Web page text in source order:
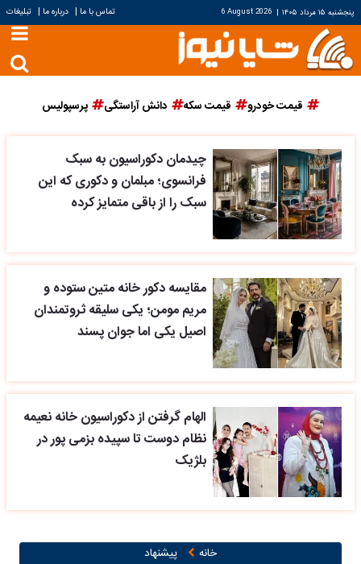
پنجشنبه ۱۵ مرداد ۱۴۰۵ |
6 August 2026 تماس با ما | درباره ما | تبلیغات
قیمت خودرو قیمت سکه دانش آراستگی پرسپولیس
چیدمان دکوراسیون به سبک
فرانسوی؛ مبلمان و دکوری که این
سبک را از باقی متمایز کرده
مقایسه دکور خانه متین ستوده و
مریم مومن؛ یکی سلیقه ثروتمندان
اصیل یکی اما جوان پسند
الهام گرفتن از دکوراسیون خانه نعیمه
نظام دوست تا سپیده بزمی پور در
بلژیک
خانه
پیشنهاد